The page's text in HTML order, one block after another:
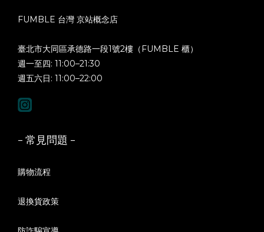
FUMBLE 台灣 京站概念店
臺北市大同區承德路一段1號2樓（FUMBLE 櫃）
週一至四: 11:00–21:30
週五六日: 11:00–22:00
- 常見問題 -
購物流程
退換貨政策